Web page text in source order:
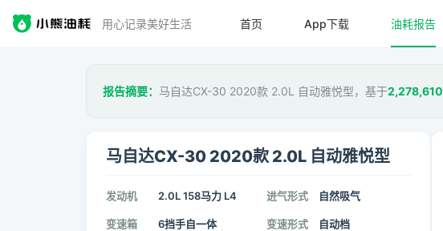
用心记录美好生活 首页 App下载 油耗报告
报告摘要： 马自达CX-30 2020款 2.0L 自动雅悦型，基于2,278,610
马自达CX-30 2020款 2.0L 自动雅悦型
发动机 2.0L 158马力 L4 进气形式 自然吸气
变速箱 6挡手自一体 变速形式 自动档